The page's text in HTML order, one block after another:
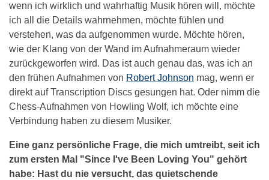
wenn ich wirklich und wahrhaftig Musik hören will, möchte
ich all die Details wahrnehmen, möchte fühlen und
verstehen, was da aufgenommen wurde. Möchte hören,
wie der Klang von der Wand im Aufnahmeraum wieder
zurückgeworfen wird. Das ist auch genau das, was ich an
den frühen Aufnahmen von Robert Johnson mag, wenn er
direkt auf Transcription Discs gesungen hat. Oder nimm die
Chess-Aufnahmen von Howling Wolf, ich möchte eine
Verbindung haben zu diesem Musiker.
Eine ganz persönliche Frage, die mich umtreibt, seit ich
zum ersten Mal "Since I've Been Loving You" gehört
habe: Hast du nie versucht, das quietschende